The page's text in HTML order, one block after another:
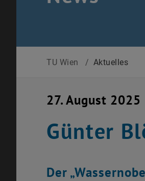
Fenster
TU Wien / Aktuelles
27. August 2025
Günter
Der